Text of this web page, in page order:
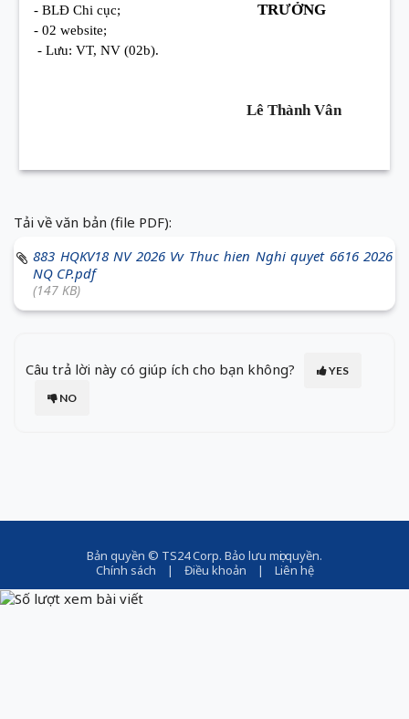
- BLĐ Chi cục;
- 02 website;
- Lưu: VT, NV (02b).
TRƯỞNG
Lê Thành Vân
Tải về văn bản (file PDF):
883 HQKV18 NV 2026 Vv Thuc hien Nghi quyet 6616 2026
NQ CP.pdf
(147 KB)
Câu trả lời này có giúp ích cho bạn không?
YES
NO
Bản quyền © TS24 Corp. Bảo lưu mọi quyền.
Chính sách | Điều khoản | Liên hệ